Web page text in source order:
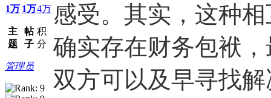
1万
主
题
1万
帖
子
4万
积
分
管理员
感受。其实，这种
确实存在财务包袱
双方可以及早寻找